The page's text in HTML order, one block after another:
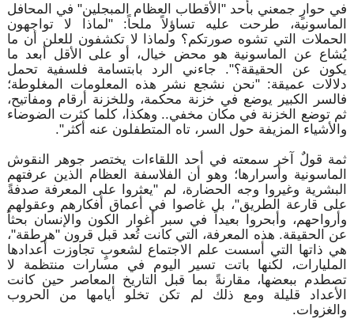
في حوارٍ جمعني بأحد "الأقطاب العظام المبجلين" في المحافل
الماسونية، طرحت عليه تساؤلاً ملحاً: "لماذا لا تواجهون
الحملات التي تشوه صورتكم؟ ولماذا لا تكشفون للعلن أن ما
يُشاع عن الماسونية هو محض خيال، أو على الأقل أبعد ما
يكون عن الحقيقة؟". جاءني الرد بابتسامة فلسفية تحمل
دلالات عميقة: "نحن نشجع نشر هذه المعلومات المغلوطة؛
فالسر الكبير يوضع في خزنة محكمة، وللخزنة أرقام ومفاتيح،
ثم توضع الخزنة في مكان مخفي.. وهكذا، كلما كثرت الضوضاء
والأشياء المزيفة حول السر، تاه المتطفلون عنه أكثر".
ثمة قولٌ آخر سمعته في أحد اللقاءات يختصر جوهر النقوش
الماسونية وأسرارها؛ وهو أن الفلاسفة العظام الذين عرفتهم
البشرية وغيروا وجه الحضارة، لم "يعثروا على المعرفة صدفةً
على قارعة الطريق"، بل غاصوا في أعماق أفكارهم وعقولهم
وأرواحهم، وأبحروا بعيداً في سبر أغوار الكون والإنسان بحثاً
عن الحقيقة. هذه المعرفة، التي كانت تُعد قبل قرون "هرطقة"،
هي ذاتها التي أسست علم الاجتماع لشعوبٍ تجاوزت أعدادها
المليارات، لكنها باتت تسير اليوم في مسارات منتظمة لا
تصطدم ببعضها، مقارنةً بما قبل التاريخ المعاصر حين كانت
الأعداد قليلة ومع ذلك لم تكن تخلو أيامها من الحروب
والغزوات.